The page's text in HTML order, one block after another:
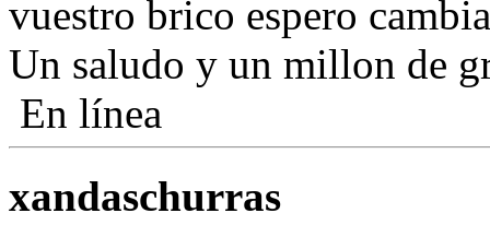
vuestro brico espero
Un saludo y un millon de
En línea
xandaschurras